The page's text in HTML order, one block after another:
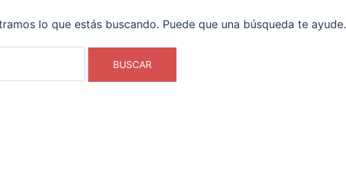
lo que estás buscando. Puede que una búsqueda te ayude.